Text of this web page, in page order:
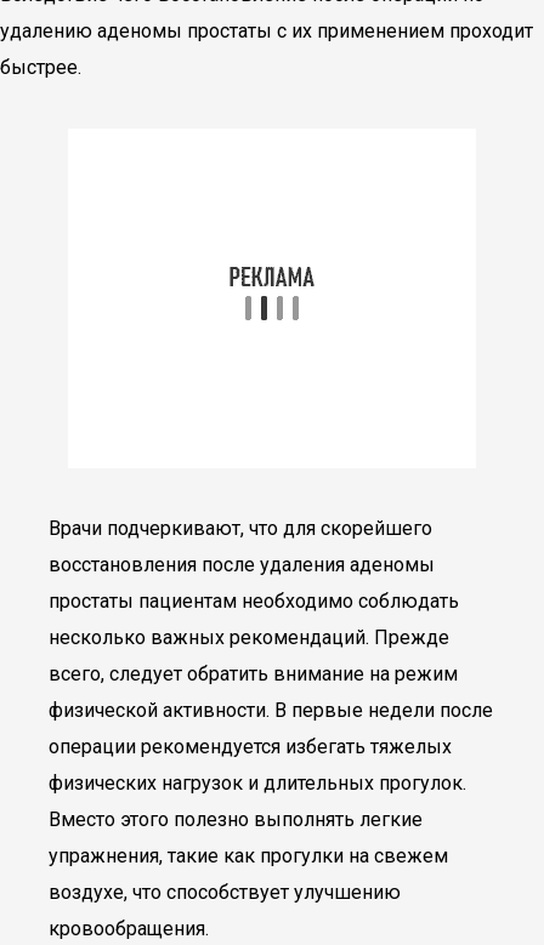
удалению аденомы простаты с их применением проходит
быстрее.
Врачи подчеркивают, что для скорейшего
восстановления после удаления аденомы
простаты пациентам необходимо соблюдать
несколько важных рекомендаций. Прежде
всего, следует обратить внимание на режим
физической активности. В первые недели после
операции рекомендуется избегать тяжелых
физических нагрузок и длительных прогулок.
Вместо этого полезно выполнять легкие
упражнения, такие как прогулки на свежем
воздухе, что способствует улучшению
кровообращения.